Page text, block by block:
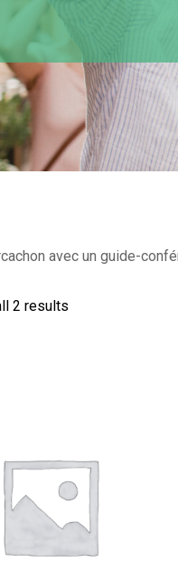
avec un guide-
2 results